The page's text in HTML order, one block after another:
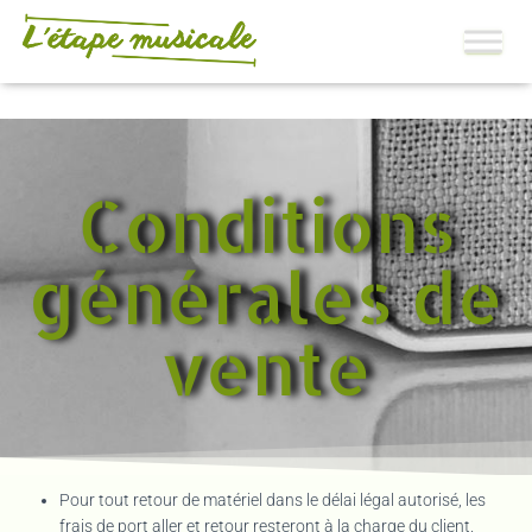
Conditions
générales de
vente
Pour tout retour de matériel dans le délai légal autorisé, les
frais de port aller et retour resteront à la charge du client.